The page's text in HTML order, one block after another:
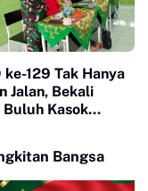
ke-129 Tak Hanya
Jalan, Bekali
Buluh Kasok
Bangsa